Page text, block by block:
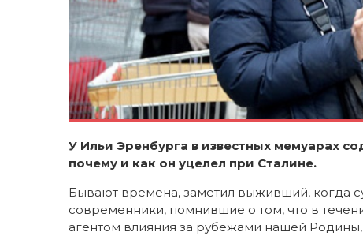
У Ильи Эренбурга в известных мемуарах
почему и как он уцелел при Сталине.
Бывают времена, заметил выживший, когда
современники, помнившие о том, что в
агентом влияния за рубежами нашей